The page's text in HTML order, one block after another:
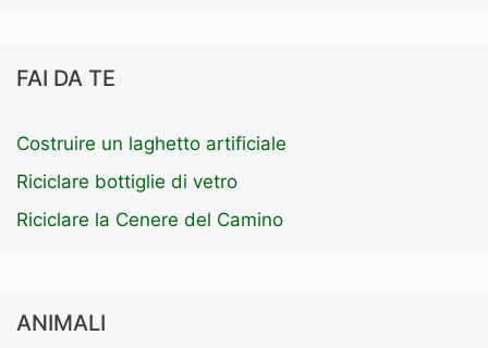
FAI DA TE
Costruire un laghetto artificiale
Riciclare bottiglie di vetro
Riciclare la Cenere del Camino
ANIMALI